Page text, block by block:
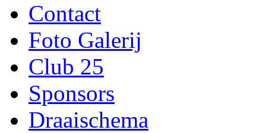
Contact
Foto Galerij
Club 25
Sponsors
Draaischema